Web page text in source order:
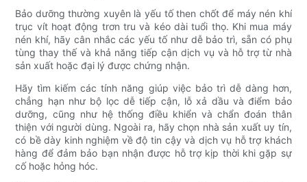
Bảo dưỡng thường xuyên là yếu tố then chốt để máy nén khí
trục vít hoạt động trơn tru và kéo dài tuổi thọ. Khi mua máy
nén khí, hãy cân nhắc các yếu tố như dễ bảo trì, sẵn có phụ
tùng thay thế và khả năng tiếp cận dịch vụ và hỗ trợ từ nhà
sản xuất hoặc đại lý được chứng nhận.
Hãy tìm kiếm các tính năng giúp việc bảo trì dễ dàng hơn,
chẳng hạn như bộ lọc dễ tiếp cận, lỗ xả dầu và điểm bảo
dưỡng, cũng như hệ thống điều khiển và chẩn đoán thân
thiện với người dùng. Ngoài ra, hãy chọn nhà sản xuất uy tín,
có bề dày kinh nghiệm về độ tin cậy và dịch vụ hỗ trợ khách
hàng để đảm bảo bạn nhận được hỗ trợ kịp thời khi gặp sự
cố hoặc hỏng hóc.